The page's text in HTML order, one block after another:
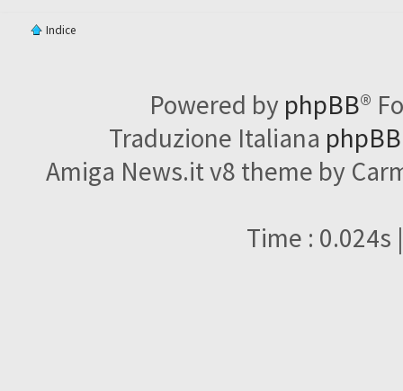
Indice
Powered by phpBB®
Traduzione Italiana
Amiga News.it v8 theme by
Time : 0.024s